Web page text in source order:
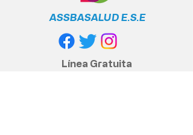
ASSBASALUD E.S.E
Línea Gratuita